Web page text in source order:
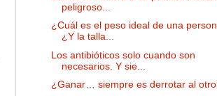
peligroso...
¿Cuál es el peso ideal de una
¿Y la talla...
Los antibióticos solo cuando son
necesarios. Y sie...
¿Ganar… siempre es derrotar al